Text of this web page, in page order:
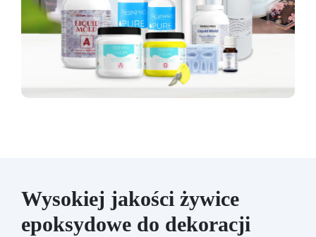
Wysokiej jakości żywice
epoksydowe do dekoracji